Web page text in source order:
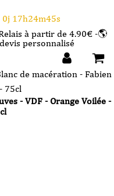
0j 17h24m45s
à partir de 4.90€ -🌎
personnalisé
de macération - Fabien
75cl
- VDF - Orange Voilée -